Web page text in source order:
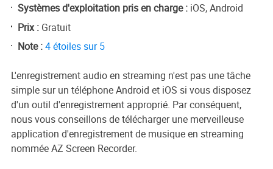
Systèmes d'exploitation pris en charge : iOS, Android
Prix : Gratuit
Note :4 étoiles sur 5
L'enregistrement audio en streaming n'est pas une tâche
simple sur un téléphone Android et iOS si vous disposez
d'un outil d'enregistrement approprié. Par conséquent,
nous vous conseillons de télécharger une merveilleuse
application d'enregistrement de musique en streaming
nommée AZ Screen Recorder.